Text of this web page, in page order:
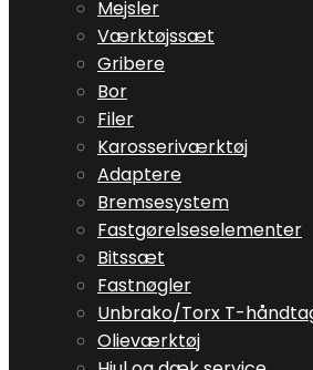
Mejsler
Værktøjssæt
Gribere
Bor
Filer
Karosseriværktøj
Adaptere
Bremsesystem
Fastgørelseselementer
Bitssæt
Fastnøgler
Unbrako/Torx T-
Olieværktøj